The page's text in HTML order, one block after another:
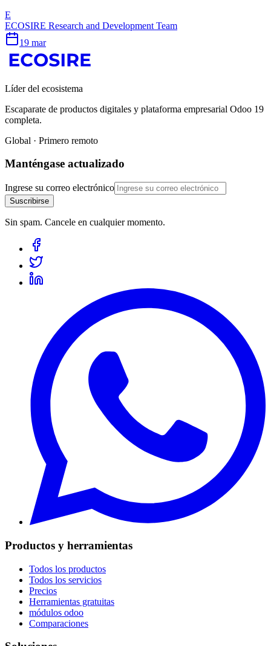
E
ECOSIRE Research and Development Team
19 mar
Líder del ecosistema
Escaparate de productos digitales y plataforma empresarial Odoo 19
completa.
Global · Primero remoto
Manténgase actualizado
Ingrese su correo electrónico
Suscribirse
Sin spam. Cancele en cualquier momento.
Productos y herramientas
Todos los productos
Todos los servicios
Precios
Herramientas gratuitas
módulos odoo
Comparaciones